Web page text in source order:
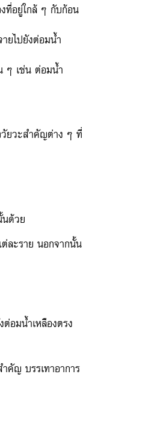
ที่อยู่ใกล้ ๆ กับก้อน
ยไปยังต่อมน้ำ
ๆ เช่น ต่อมน้ำ
วัยวะสำคัญต่าง ๆ ที่
ด้วย
ละราย นอกจากนั้น
อมน้ำเหลืองตรง
คัญ บรรเทาอาการ